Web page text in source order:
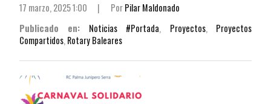
17 marzo, 2025 1:00 | PorPilar Maldonado
Publicado en:
Noticias #Portada, Proyectos, Proyectos
Compartidos,Rotary Baleares